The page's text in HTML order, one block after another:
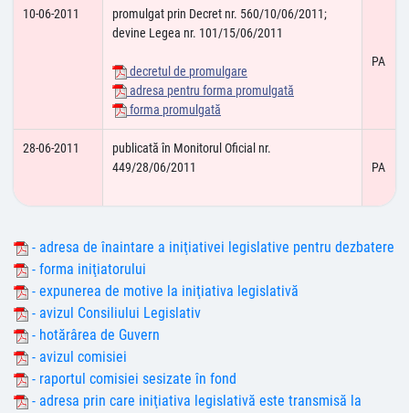
10-06-2011
promulgat prin Decret nr. 560/10/06/2011;
devine Legea nr. 101/15/06/2011
decretul de promulgare
adresa pentru forma promulgată
forma promulgată
PA
28-06-2011
publicată în Monitorul Oficial nr.
449/28/06/2011
PA
- adresa de înaintare a iniţiativei legislative pentru dezbatere
- forma iniţiatorului
- expunerea de motive la iniţiativa legislativă
- avizul Consiliului Legislativ
- hotărârea de Guvern
- avizul comisiei
- raportul comisiei sesizate în fond
- adresa prin care iniţiativa legislativă este transmisă la